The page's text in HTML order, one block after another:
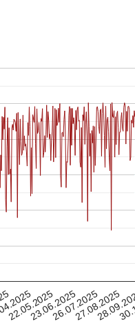
22.05.2025
23.06.2025
26.07.2025
27.08.2025